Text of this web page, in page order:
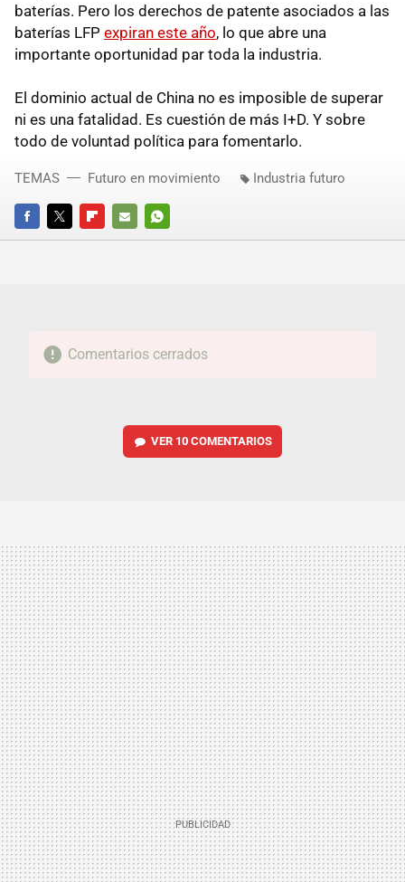
baterías. Pero los derechos de patente asociados a las
baterías LFP expiran este año, lo que abre una
importante oportunidad par toda la industria.
El dominio actual de China no es imposible de superar
ni es una fatalidad. Es cuestión de más I+D. Y sobre
todo de voluntad política para fomentarlo.
FACEBOOKTWITTERFLIPBOARD
E-
WHATSAPP
TEMAS Futuro en movimiento Industria futuro
Comentarios cerrados
VER 10 COMENTARIOS